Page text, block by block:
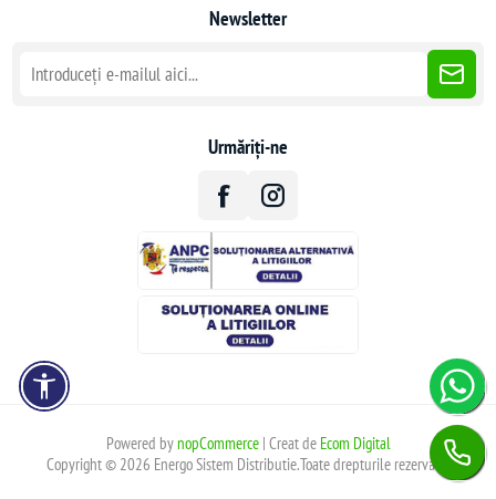
Newsletter
Urmăriți-ne
Powered bynopCommerce| Creat de Ecom Digital
Copyright © 2026 Energo Sistem Distributie.Toate drepturile rezervate.